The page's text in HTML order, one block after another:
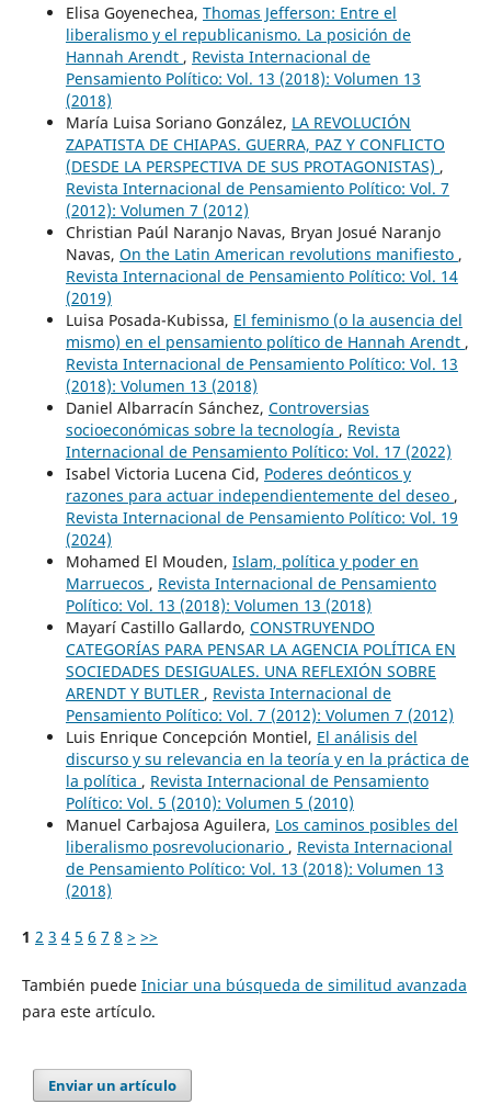
Elisa Goyenechea, Thomas Jefferson: Entre el
liberalismo y el republicanismo. La posición de
Hannah Arendt , Revista Internacional de
Pensamiento Político: Vol. 13 (2018): Volumen 13
(2018)
María Luisa Soriano González, LA REVOLUCIÓN
ZAPATISTA DE CHIAPAS. GUERRA, PAZ Y CONFLICTO
(DESDE LA PERSPECTIVA DE SUS PROTAGONISTAS) ,
Revista Internacional de Pensamiento Político: Vol. 7
(2012): Volumen 7 (2012)
Christian Paúl Naranjo Navas, Bryan Josué Naranjo
Navas, On the Latin American revolutions manifiesto ,
Revista Internacional de Pensamiento Político: Vol. 14
(2019)
Luisa Posada-Kubissa, El feminismo (o la ausencia del
mismo) en el pensamiento político de Hannah Arendt ,
Revista Internacional de Pensamiento Político: Vol. 13
(2018): Volumen 13 (2018)
Daniel Albarracín Sánchez, Controversias
socioeconómicas sobre la tecnología , Revista
Internacional de Pensamiento Político: Vol. 17 (2022)
Isabel Victoria Lucena Cid, Poderes deónticos y
razones para actuar independientemente del deseo ,
Revista Internacional de Pensamiento Político: Vol. 19
(2024)
Mohamed El Mouden, Islam, política y poder en
Marruecos , Revista Internacional de Pensamiento
Político: Vol. 13 (2018): Volumen 13 (2018)
Mayarí Castillo Gallardo, CONSTRUYENDO
CATEGORÍAS PARA PENSAR LA AGENCIA POLÍTICA EN
SOCIEDADES DESIGUALES. UNA REFLEXIÓN SOBRE
ARENDT Y BUTLER , Revista Internacional de
Pensamiento Político: Vol. 7 (2012): Volumen 7 (2012)
Luis Enrique Concepción Montiel, El análisis del
discurso y su relevancia en la teoría y en la práctica de
la política , Revista Internacional de Pensamiento
Político: Vol. 5 (2010): Volumen 5 (2010)
Manuel Carbajosa Aguilera, Los caminos posibles del
liberalismo posrevolucionario , Revista Internacional
de Pensamiento Político: Vol. 13 (2018): Volumen 13
(2018)
1 2 3 4 5 6 7 8 > >>
También puede Iniciar una búsqueda de similitud avanzada
para este artículo.
Enviar un artículo